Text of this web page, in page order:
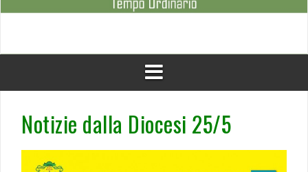
Notizie dalla Diocesi 25/5